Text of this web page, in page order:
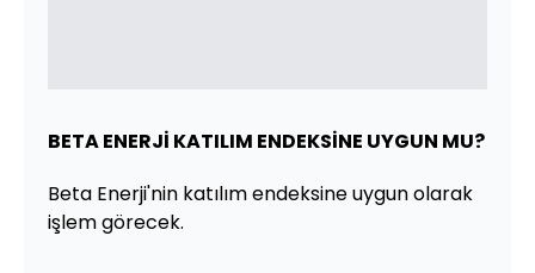
BETA ENERJİ KATILIM ENDEKSİNE UYGUN MU?
Beta Enerji'nin katılım endeksine uygun olarak
işlem görecek.